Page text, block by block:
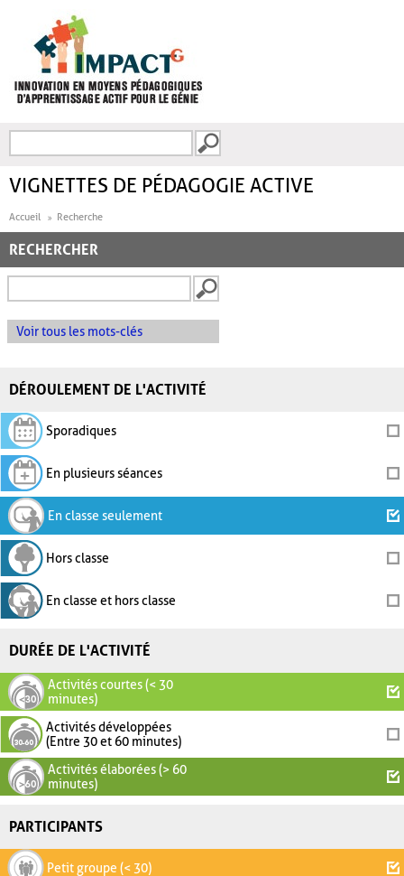
FORMULAIRE DE
VIGNETTES DE PÉDAGOGIE ACTIVE
Accueil Recherche
RECHERCHER
Voir tous les mots-clés
DÉROULEMENT DE L'ACTIVITÉ
Sporadiques
En plusieurs séances
En classe seulement
Hors classe
En classe et hors classe
DURÉE DE L'ACTIVITÉ
Activités courtes (< 30
minutes)
Activités développées
(Entre 30 et 60 minutes)
Activités élaborées (> 60
minutes)
PARTICIPANTS
Petit groupe (< 30)